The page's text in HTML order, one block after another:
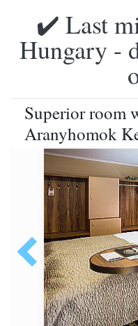
✔️ Last
Hungary -
Superior room
Aranyhomok